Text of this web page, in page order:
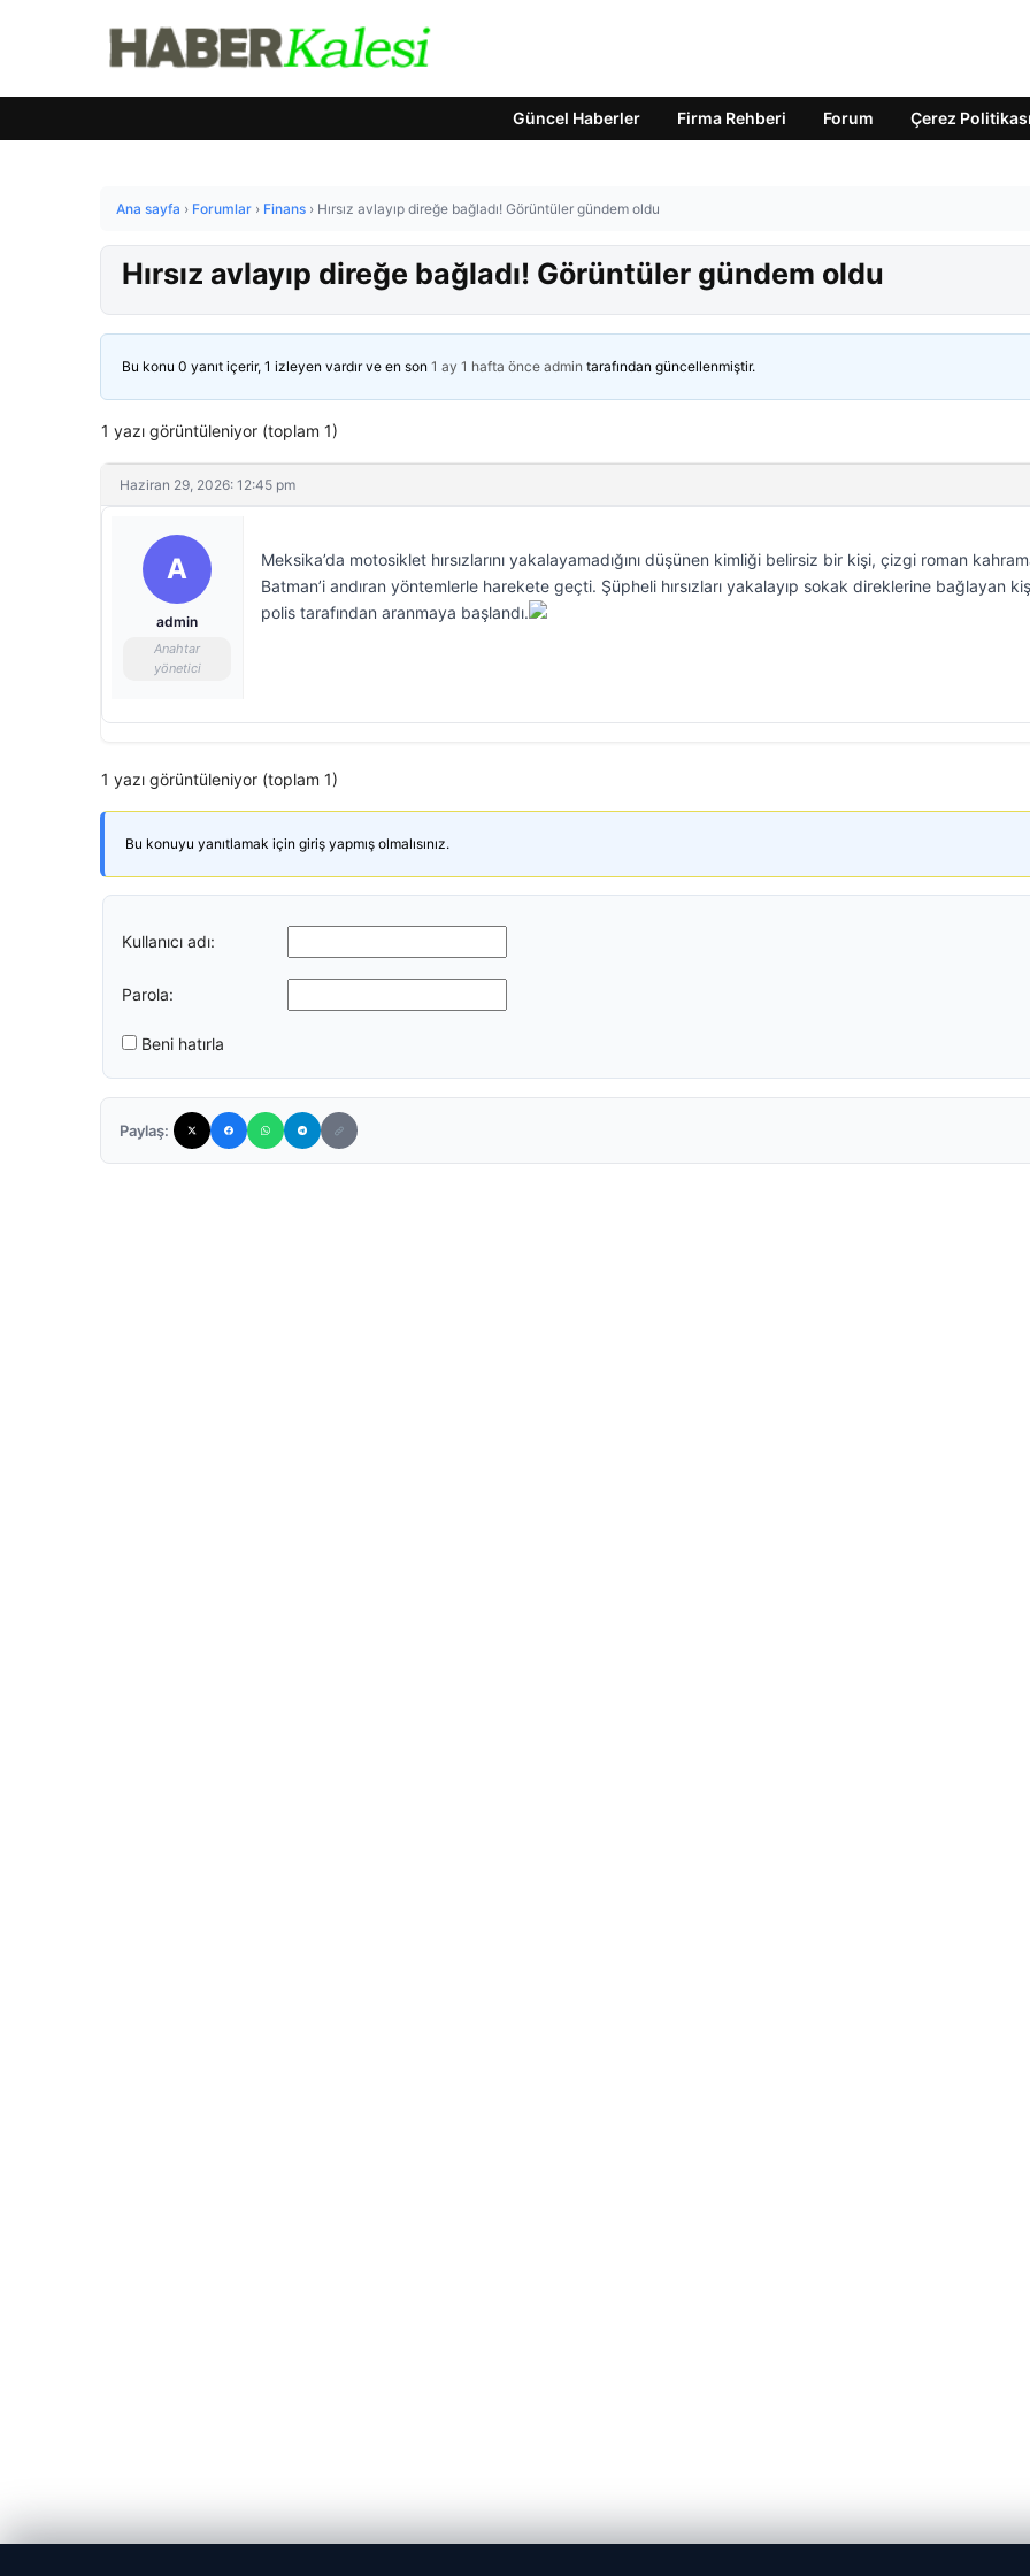
Güncel Haberler Firma Rehberi Forum Çerez Politikası
Ana sayfa › Forumlar › Finans › Hırsız avlayıp direğe bağladı! Görüntüler gündem oldu
Hırsız avlayıp direğe bağladı! Görüntüler gündem oldu
Bu konu 0 yanıt içerir, 1 izleyen vardır ve en son 1 ay 1 hafta önce admin tarafından güncellenmiştir.
1 yazı görüntüleniyor (toplam 1)
Haziran 29, 2026: 12:45 pm
A
admin
Anahtar
yönetici
Meksika’da motosiklet hırsızlarını yakalayamadığını düşünen kimliği belirsiz bir kişi, çizgi roman
Batman’i andıran yöntemlerle harekete geçti. Şüpheli hırsızları yakalayıp sokak direklerine bağlayan
polis tarafından aranmaya başlandı.
1 yazı görüntüleniyor (toplam 1)
Bu konuyu yanıtlamak için giriş yapmış olmalısınız.
Kullanıcı adı:
Parola:
Beni hatırla
Paylaş: